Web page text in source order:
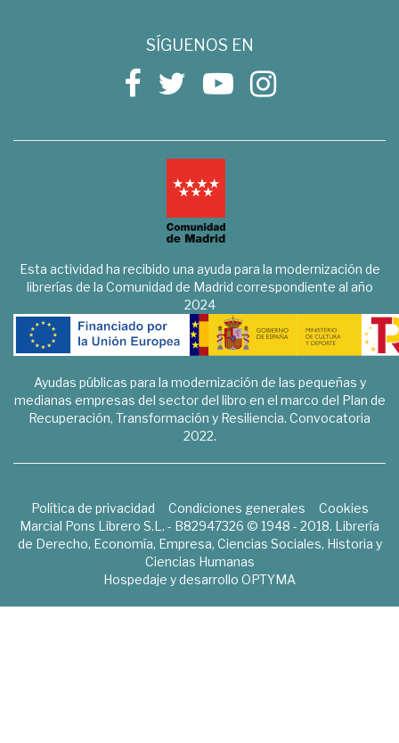
SÍGUENOS EN
Esta actividad ha recibido una ayuda para la modernización de
librerías de la Comunidad de Madrid correspondiente al año
2024
Ayudas públicas para la modernización de las pequeñas y
medianas empresas del sector del libro en el marco del Plan de
Recuperación, Transformación y Resiliencia. Convocatoria
2022.
Política de privacidad Condiciones generales
Cookies
Marcial Pons Librero S.L. - B82947326 © 1948 - 2018. Librería
de Derecho, Economía, Empresa, Ciencias Sociales, Historia y
Ciencias Humanas
Hospedaje y desarrollo OPTYMA